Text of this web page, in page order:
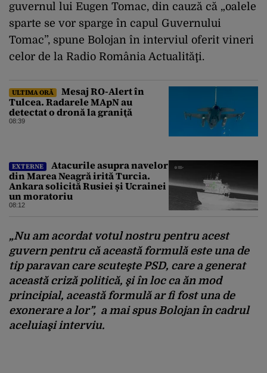
guvernul lui Eugen Tomac, din cauză că „oalele
sparte se vor sparge în capul Guvernului
Tomac”, spune Bolojan în interviul oferit vineri
celor de la Radio România Actualităţi.
ULTIMA ORĂ
Mesaj RO-Alert în
Tulcea. Radarele MApN au
detectat o dronă la graniţă
08:39
EXTERNE
Atacurile asupra navelor
din Marea Neagră irită Turcia.
Ankara solicită Rusiei și Ucrainei
un moratoriu
08:12
„Nu am acordat votul nostru pentru acest
guvern pentru că această formulă este una de
tip paravan care scuteşte PSD, care a generat
această criză politică, şi în loc ca ăn mod
principial, această formulă ar fi fost una de
exonerare a lor”, a mai spus Bolojan în cadrul
aceluiaşi interviu.